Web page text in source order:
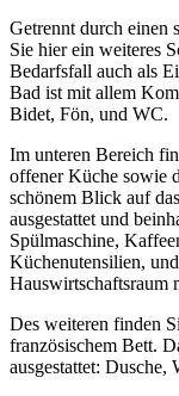
Getrennt durch einen
Sie hier ein weiteres
Bedarfsfall auch als
Bad ist mit allem
Bidet, Fön, und WC.
Im unteren Bereich
offener Küche sowie
schönem Blick auf
ausgestattet und
Spülmaschine,
Küchenutensilien,
Hauswirtschaftsraum
Des weiteren finden
französischem Bett.
ausgestattet: Dusche,